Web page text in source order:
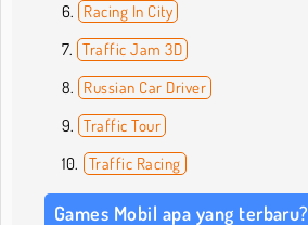
Racing In City
Traffic Jam 3D
Russian Car Driver
Traffic Tour
Traffic Racing
Games Mobil apa yang terbaru?